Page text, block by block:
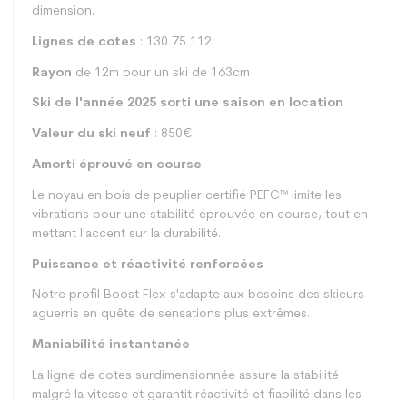
dimension.
Lignes de cotes : 130 75 112
Rayon de 12m pour un ski de 163cm
Ski de l'année 2025 sorti une saison en location
Valeur du ski neuf : 850€
Amorti éprouvé en course
Le noyau en bois de peuplier certifié PEFC™ limite les
vibrations pour une stabilité éprouvée en course, tout en
mettant l'accent sur la durabilité.
Puissance et réactivité renforcées
Notre profil Boost Flex s'adapte aux besoins des skieurs
aguerris en quête de sensations plus extrêmes.
Maniabilité instantanée
La ligne de cotes surdimensionnée assure la stabilité
malgré la vitesse et garantit réactivité et fiabilité dans les